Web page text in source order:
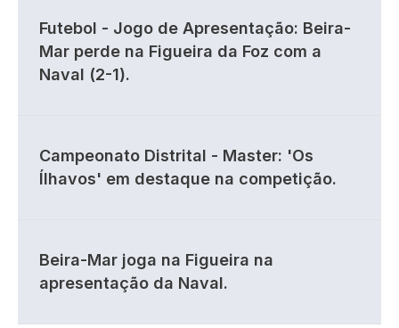
Futebol - Jogo de Apresentação: Beira-
Mar perde na Figueira da Foz com a
Naval (2-1).
Campeonato Distrital - Master: 'Os
Ílhavos' em destaque na competição.
Beira-Mar joga na Figueira na
apresentação da Naval.